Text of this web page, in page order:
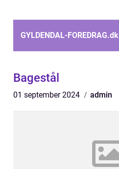
GYLDENDAL-FOREDRAG.dk
Bagestål
01 september 2024 admin